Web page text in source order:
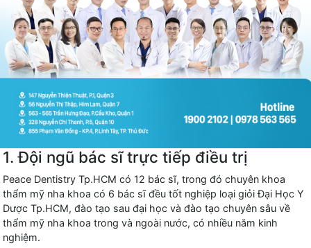
1. Đội ngũ bác sĩ trực tiếp điều trị
Peace Dentistry Tp.HCM có 12 bác sĩ, trong đó chuyên khoa
thẩm mỹ nha khoa có 6 bác sĩ đều tốt nghiệp loại giỏi Đại Học Y
Dược Tp.HCM, đào tạo sau đại học và đào tạo chuyên sâu về
thẩm mỹ nha khoa trong và ngoài nước, có nhiều năm kinh
nghiệm.